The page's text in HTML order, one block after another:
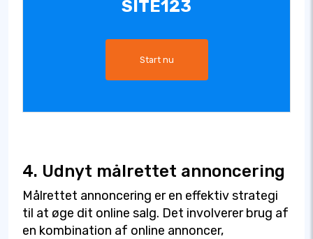
SITE123
Start nu
4. Udnyt målrettet annoncering
Målrettet annoncering er en effektiv strategi
til at øge dit online salg. Det involverer brug af
en kombination af online annoncer,